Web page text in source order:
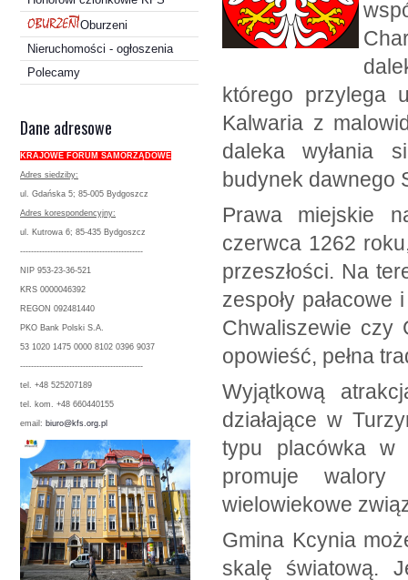
Oburzeni
Nieruchomości - ogłoszenia
Polecamy
Dane adresowe
KRAJOWE FORUM SAMORZĄDOWE
Adres siedziby:
ul. Gdańska 5; 85-005 Bydgoszcz
Adres korespondencyjny:
ul. Kutrowa 6; 85-435 Bydgoszcz
---------------------------------------------
NIP 953-23-36-521
KRS 0000046392
REGON 092481440
PKO Bank Polski S.A.
53 1020 1475 0000 8102 0396 9037
---------------------------------------------
tel. +48 525207189
tel. kom. +48 660440155
email: biuro@kfs.org.pl
którego przylega
Kalwaria z
daleka wyłania
budynek dawnego
Prawa miejskie
czerwca 1262
przeszłości. Na
zespoły
Chwaliszewie czy
opowieść, pełna
Wyjątkową
działające w
typu placówka w
promuje walory
wielowiekowe
Gmina Kcynia
skalę światową.